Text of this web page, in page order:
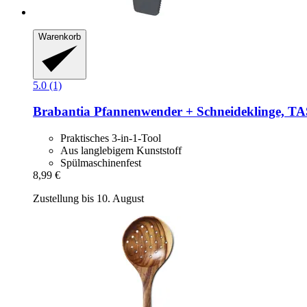
Warenkorb
5.0 (1)
Brabantia Pfannenwender + Schneideklinge,
Praktisches 3-in-1-Tool
Aus langlebigem Kunststoff
Spülmaschinenfest
8,99 €
Zustellung bis 10. August